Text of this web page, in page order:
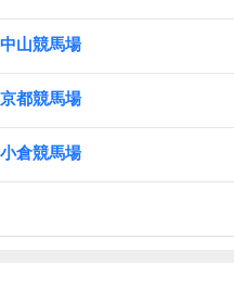
中山競馬場
京都競馬場
小倉競馬場